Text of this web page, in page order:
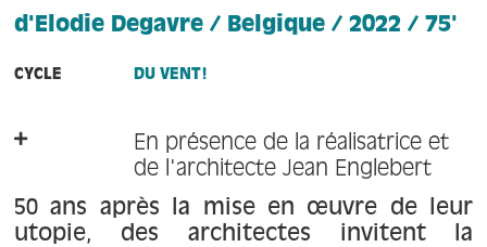
Programme
Sauvons le Cercle
À propos
d'Elodie Degavre / Belgique / 2022 / 75'
CYCLE DU VENT!
En présence de la réalisatrice et
de l'architecte Jean Englebert
50 ans après la mise en œuvre de leur
utopie, des architectes invitent la